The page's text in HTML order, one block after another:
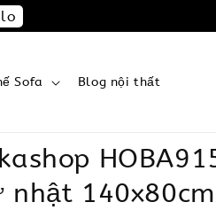
Sofa Blog nội thất
nhật